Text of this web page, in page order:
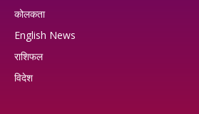
कोलकता
English News
राशिफल
विदेश